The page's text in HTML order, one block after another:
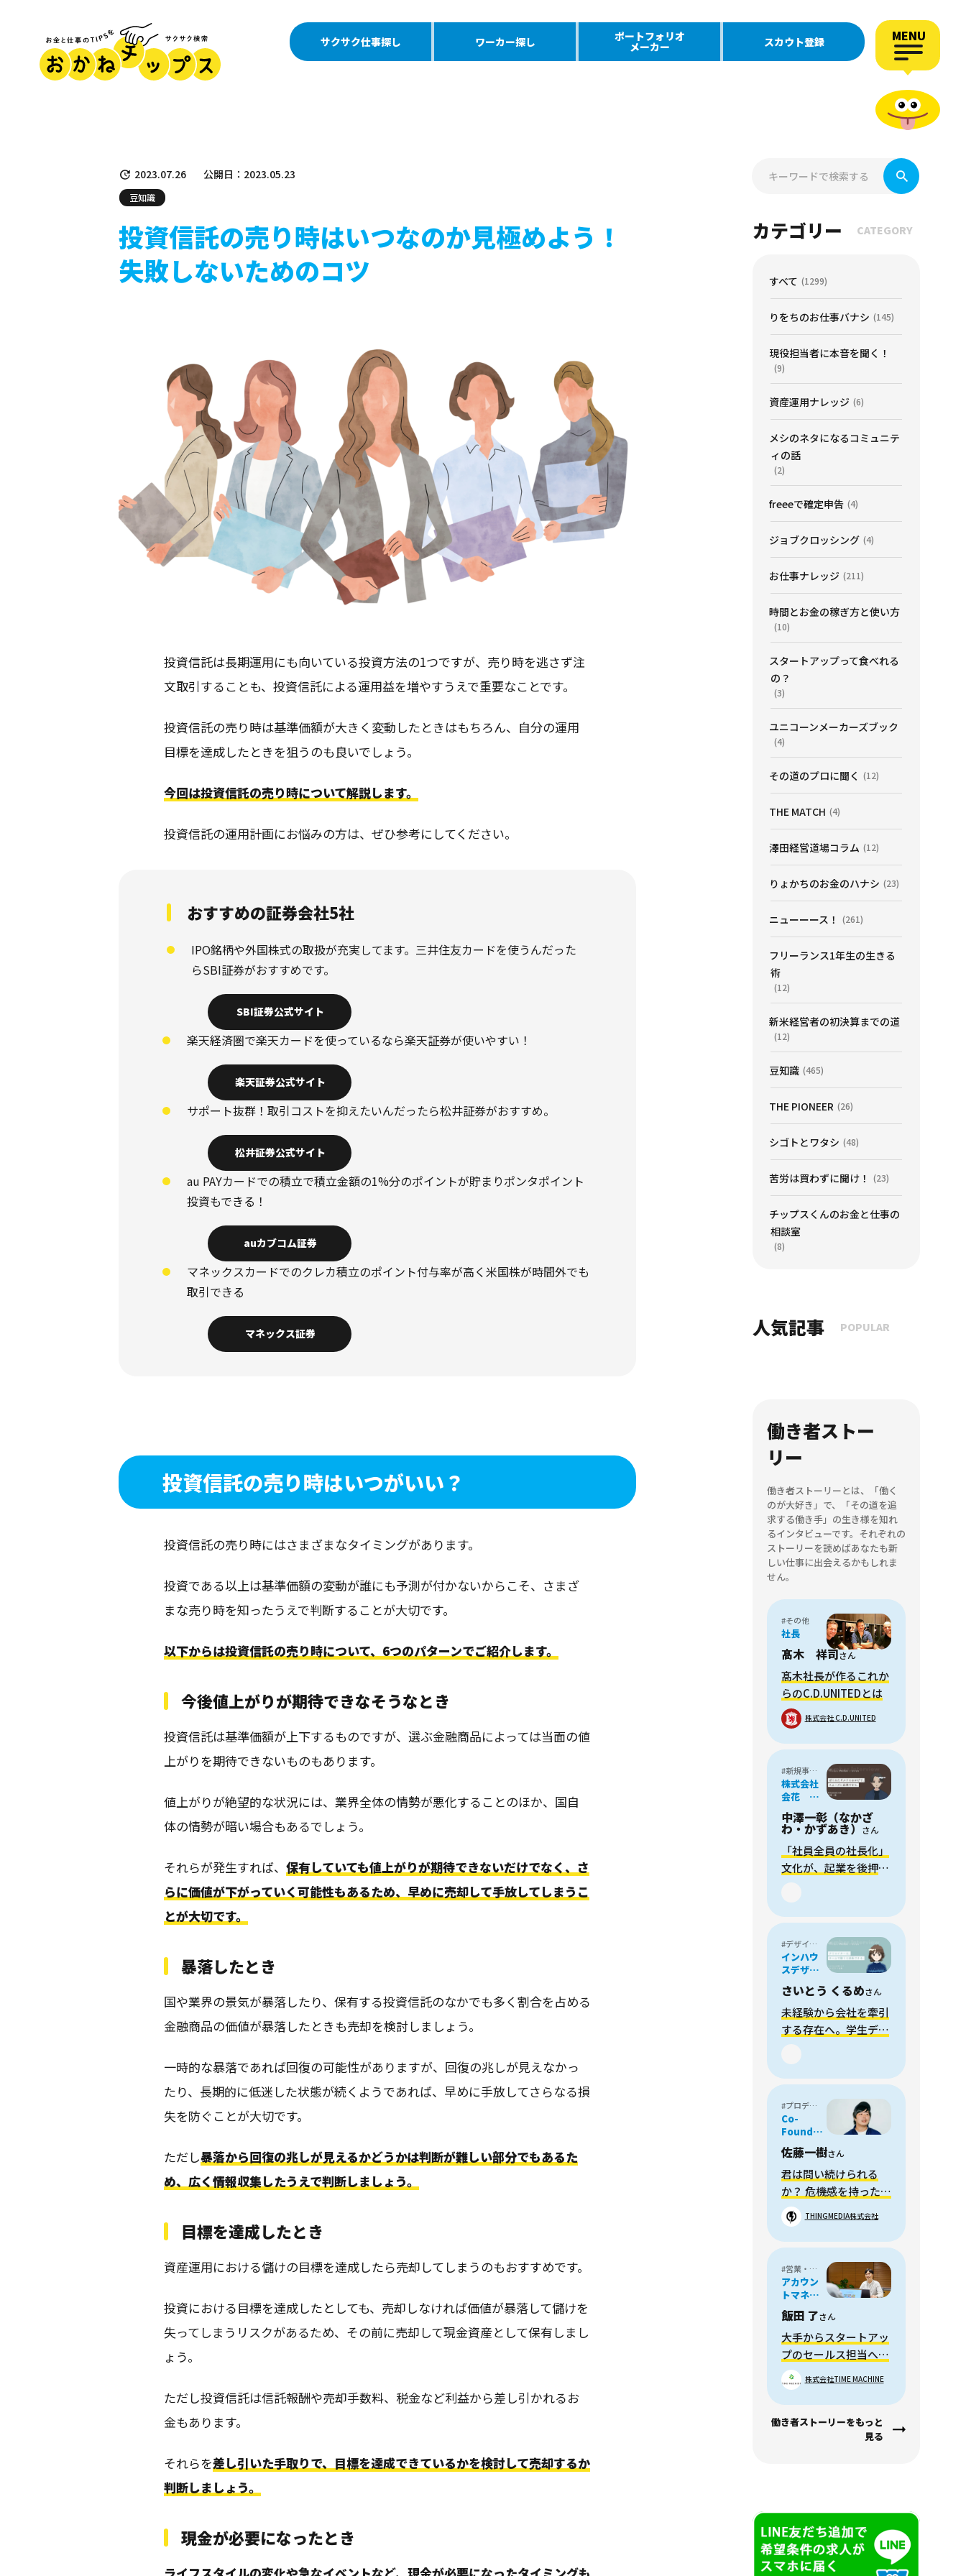
サクサク仕事探し ワーカー探し ポートフォリオ
メーカー スカウト登録 MENU
2023.07.26 公開日：2023.05.23
豆知識
投資信託の売り時はいつなのか見極めよう！
失敗しないためのコツ
投資信託は長期運用にも向いている投資方法の1つですが、売り時を逃さず注
文取引することも、投資信託による運用益を増やすうえで重要なことです。
投資信託の売り時は基準価額が大きく変動したときはもちろん、自分の運用
目標を達成したときを狙うのも良いでしょう。
今回は投資信託の売り時について解説します。
投資信託の運用計画にお悩みの方は、ぜひ参考にしてください。
おすすめの証券会社5社
IPO銘柄や外国株式の取扱が充実してます。三井住友カードを使うんだった
らSBI証券がおすすめです。
SBI証券公式サイト
楽天経済圏で楽天カードを使っているなら楽天証券が使いやすい！
楽天証券公式サイト
サポート抜群！取引コストを抑えたいんだったら松井証券がおすすめ。
松井証券公式サイト
au PAYカードでの積立で積立金額の1%分のポイントが貯まりポンタポイント
投資もできる！
auカブコム証券
マネックスカードでのクレカ積立のポイント付与率が高く米国株が時間外でも
取引できる
マネックス証券
投資信託の売り時はいつがいい？
投資信託の売り時にはさまざまなタイミングがあります。
投資である以上は基準価額の変動が誰にも予測が付かないからこそ、さまざ
まな売り時を知ったうえで判断することが大切です。
以下からは投資信託の売り時について、6つのパターンでご紹介します。
今後値上がりが期待できなそうなとき
投資信託は基準価額が上下するものですが、選ぶ金融商品によっては当面の値
上がりを期待できないものもあります。
値上がりが絶望的な状況には、業界全体の情勢が悪化することのほか、国自
体の情勢が暗い場合もあるでしょう。
それらが発生すれば、保有していても値上がりが期待できないだけでなく、さ
らに価値が下がっていく可能性もあるため、早めに売却して手放してしまうこ
とが大切です。
暴落したとき
国や業界の景気が暴落したり、保有する投資信託のなかでも多く割合を占める
金融商品の価値が暴落したときも売却を検討しましょう。
一時的な暴落であれば回復の可能性がありますが、回復の兆しが見えなかっ
たり、長期的に低迷した状態が続くようであれば、早めに手放してさらなる損
失を防ぐことが大切です。
ただし暴落から回復の兆しが見えるかどうかは判断が難しい部分でもあるた
め、広く情報収集したうえで判断しましょう。
目標を達成したとき
資産運用における儲けの目標を達成したら売却してしまうのもおすすめです。
投資における目標を達成したとしても、売却しなければ価値が暴落して儲けを
失ってしまうリスクがあるため、その前に売却して現金資産として保有しまし
ょう。
ただし投資信託は信託報酬や売却手数料、税金など利益から差し引かれるお
金もあります。
それらを差し引いた手取りで、目標を達成できているかを検討して売却するか
判断しましょう。
現金が必要になったとき
カテゴリー CATEGORY
すべて (1299)
りをちのお仕事バナシ (145)
現役担当者に本音を聞く！
(9)
資産運用ナレッジ (6)
メシのネタになるコミュニテ
ィの話
(2)
freeeで確定申告 (4)
ジョブクロッシング (4)
お仕事ナレッジ (211)
時間とお金の稼ぎ方と使い方
(10)
スタートアップって食べれる
の？
(3)
ユニコーンメーカーズブック
(4)
その道のプロに聞く (12)
THE MATCH (4)
澤田経営道場コラム (12)
りょかちのお金のハナシ (23)
ニューーース！ (261)
フリーランス1年生の生きる
術
(12)
新米経営者の初決算までの道
(12)
豆知識 (465)
THE PIONEER (26)
シゴトとワタシ (48)
苦労は買わずに聞け！ (23)
チップスくんのお金と仕事の
相談室
(8)
人気記事 POPULAR
働き者ストー
リー
働き者ストーリーとは、「働く
のが大好き」で、「その道を追
求する働き手」の生き様を知れ
るインタビューです。それぞれの
ストーリーを読めばあなたも新
しい仕事に出会えるかもしれま
せん。
#その他
社長
髙木 祥司さん
髙木社長が作るこれか
らのC.D.UNITEDとは
株式会社 C.D.UNITED
#新規事業開発・Biz Dev
株式会社
会花 代
表
中澤一彰（なかざ
わ・かずあき） さん
「社員全員の社長化」
文化が、起業を後押
し！コーラ酒を開発す
る「会花」代表が感じ
た“ぼくわた起業”のメ
リット #デザイナー
インハウ
スデザイ
ナー
さいとう くるめさん
未経験から会社を牽引
する存在へ。学生デザ
イナーがZ世代の会社
で働いて感じたこと
#プロデューサー
Co-
Founder
取締役
COO｜
Chief-
Producer
佐藤一樹さん
君は問い続けられる
か？ 危機感を持ったは
ぐれ者たちと新しい世
界をつくる挑戦
THINGMEDIA株式会社
#営業・フィールドセールス
アカウン
トマネー
ジャー /
メディア
プランナ
ー
飯田 了さん
大手からスタートアッ
プのセールス担当へ転
職。活動の幅が広がり
成長を実感。
株式会社TIME MACHINE
働き者ストーリーをもっと
見る